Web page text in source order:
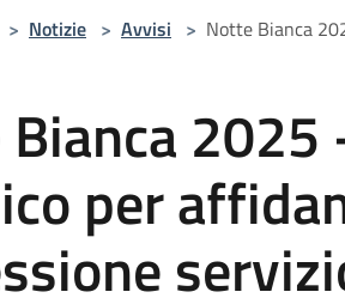
> Notizie > Avvisi > Notte Bianca
2025
per